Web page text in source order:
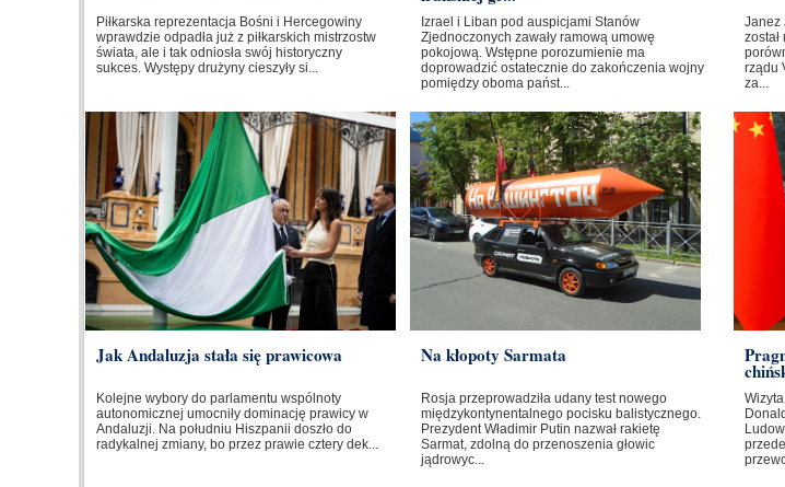
Piłkarska reprezentacja Bośni i Hercegowiny
wprawdzie odpadła już z piłkarskich mistrzostw
świata, ale i tak odniosła swój historyczny
sukces. Występy drużyny cieszyły si...
Izrael i Liban pod auspicjami Stanów
Zjednoczonych zawały ramową umowę
pokojową. Wstępne porozumienie ma
doprowadzić ostatecznie do zakończenia wojny
pomiędzy oboma państ...
Janez
rządu
za...
Jak Andaluzja stała się prawicowa
Kolejne wybory do parlamentu wspólnoty
autonomicznej umocniły dominację prawicy w
Andaluzji. Na południu Hiszpanii doszło do
radykalnej zmiany, bo przez prawie cztery dek...
Na kłopoty Sarmata
Rosja przeprowadziła udany test nowego
międzykontynentalnego pocisku balistycznego.
Prezydent Władimir Putin nazwał rakietę
Sarmat, zdolną do przenoszenia głowic
jądrowyc...